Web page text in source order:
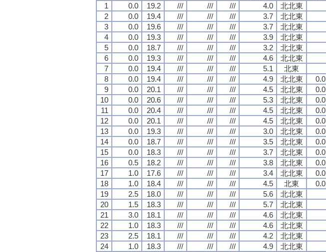
1
0.0 19.2 /// /// /// 4.0 北北東
2
0.0 19.4 /// /// /// 3.7 北北東
3
0.0 19.6 /// /// /// 3.7 北北東
4
0.0 19.3 /// /// /// 3.9 北北東
5
0.0 18.7 /// /// /// 3.2 北北東
6
0.0 19.3 /// /// /// 4.6 北北東
7
0.0 19.4 /// /// /// 5.1 北東
8
0.0 19.4 /// /// /// 4.9 北北東 0.0
9
0.0 20.1 /// /// /// 4.5 北北東 0.0
10
0.0 20.6 /// /// /// 5.3 北北東 0.0
11
0.0 20.4 /// /// /// 4.5 北北東 0.0
12
0.0 20.1 /// /// /// 4.5 北北東 0.0
13
0.0 19.3 /// /// /// 3.0 北北東 0.0
14
0.0 18.7 /// /// /// 3.5 北北東 0.0
15
0.0 18.3 /// /// /// 3.7 北北東 0.0
16
0.5 18.2 /// /// /// 3.8 北北東 0.0
17
1.0 17.6 /// /// /// 3.4 北北東 0.0
18
1.0 18.4 /// /// /// 4.5 北東 0.0
19
2.5 18.0 /// /// /// 5.6 北北東
20
1.5 18.3 /// /// /// 5.7 北北東
21
3.0 18.1 /// /// /// 4.6 北北東
22
1.0 18.3 /// /// /// 4.6 北北東
23
2.5 18.1 /// /// /// 4.2 北北東
24
1.0 18.3 /// /// /// 4.9 北北東